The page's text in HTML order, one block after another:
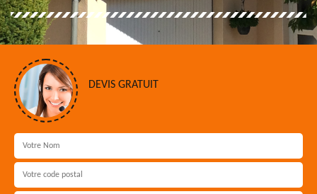
DEVIS GRATUIT